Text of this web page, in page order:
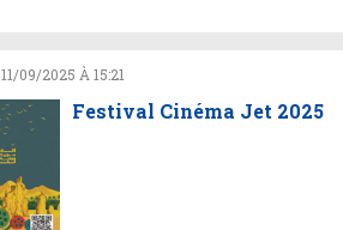
11/09/2025 À 15:21
Festival Cinéma Jet 2025